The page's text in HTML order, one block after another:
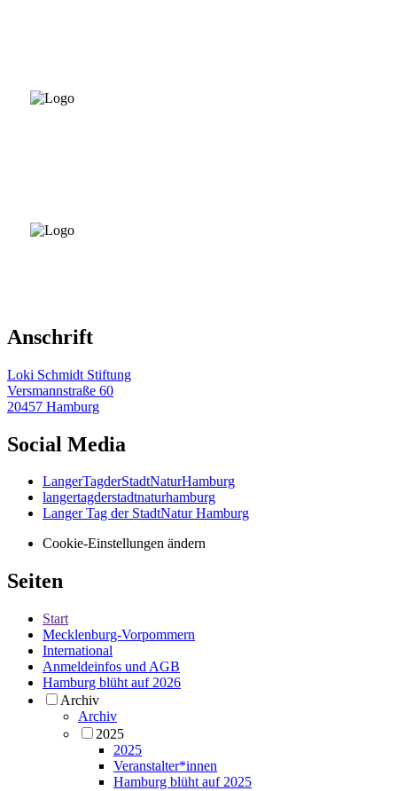
Anschrift
Loki Schmidt Stiftung
Versmannstraße 60
20457 Hamburg
Social Media
LangerTagderStadtNaturHamburg
langertagderstadtnaturhamburg
Langer Tag der StadtNatur Hamburg
Cookie-Einstellungen ändern
Seiten
Start
Mecklenburg-Vorpommern
International
Anmeldeinfos und AGB
Hamburg blüht auf 2026
Archiv
Archiv
2025
2025
Veranstalter*innen
Hamburg blüht auf 2025